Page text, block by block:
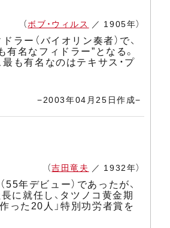
（ボブ・ウィルス ／ 1905年）
ー（バイオリン奏者）で、
名なフィドラー”となる。
も有名なのはテキサス・プ
−2003年04月25日作成−
（吉田竜夫 ／ 1932年）
年デビュー）であったが、
に就任し、タツノコ黄金期
った20人」特別功労者賞を